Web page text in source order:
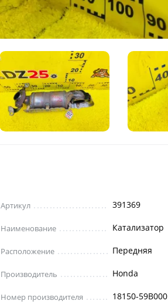
Артикул 391369
Наименование Катализатор
Расположение Передняя
Производитель Honda
Номер производителя 18150-59B000